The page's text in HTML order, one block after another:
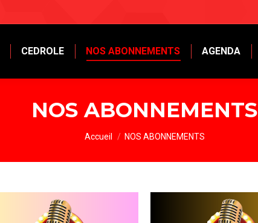
CEDROLE NOS ABONNEMENTS AGENDA
NOS ABONNEMENTS
Vous êtes ici :
Accueil NOS ABONNEMENTS